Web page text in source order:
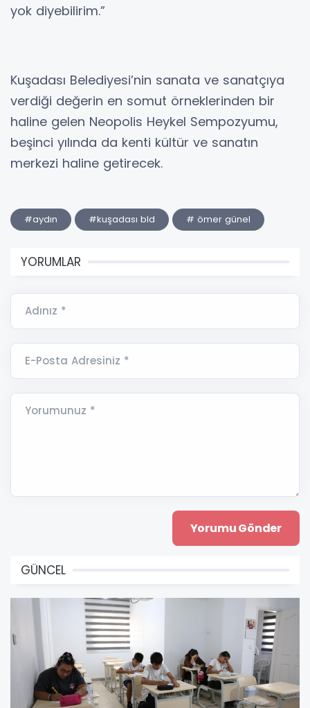
yok diyebilirim.”
Kuşadası Belediyesi’nin sanata ve sanatçıya
verdiği değerin en somut örneklerinden bir
haline gelen Neopolis Heykel Sempozyumu,
beşinci yılında da kenti kültür ve sanatın
merkezi haline getirecek.
#aydın #kuşadası bld # ömer günel
YORUMLAR
Adınız *
E-Posta Adresiniz *
Yorumunuz *
GÜNCEL